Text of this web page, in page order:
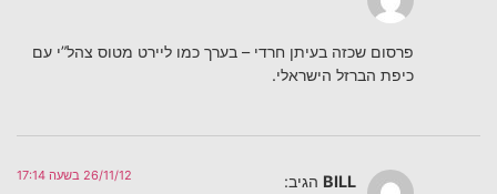
פרסום שכזה בעיתן חרדי – בערך כמו ליירט מטוס צהל”י עם
כיפת הברזל הישראלי.
BILL הגיב: 26/11/12 בשעה 17:14